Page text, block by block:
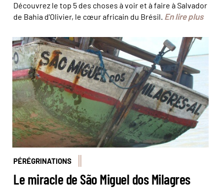
Découvrez le top 5 des choses à voir et à faire à Salvador
de Bahia d'Olivier, le cœur africain du Brésil. En lire plus
© José Carlos/Pousada do Caju
PÉRÉGRINATIONS
Le miracle de São Miguel dos Milagres